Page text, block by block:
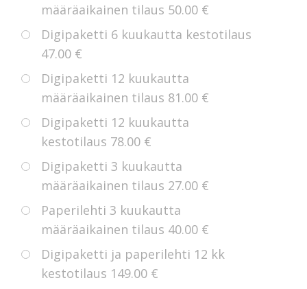
määräaikainen tilaus 50.00 €
Digipaketti 6 kuukautta kestotilaus
47.00 €
Digipaketti 12 kuukautta
määräaikainen tilaus 81.00 €
Digipaketti 12 kuukautta
kestotilaus 78.00 €
Digipaketti 3 kuukautta
määräaikainen tilaus 27.00 €
Paperilehti 3 kuukautta
määräaikainen tilaus 40.00 €
Digipaketti ja paperilehti 12 kk
kestotilaus 149.00 €